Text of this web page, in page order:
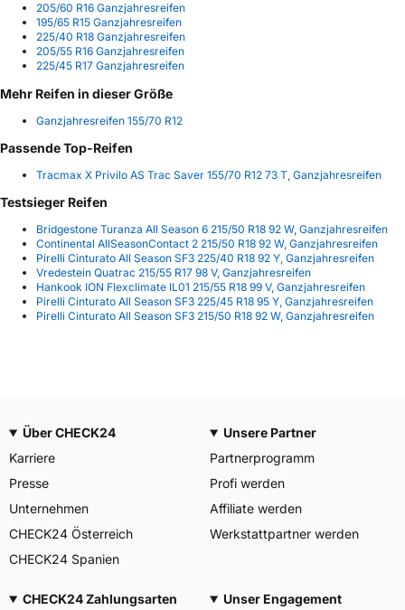
205/60 R16 Ganzjahresreifen
195/65 R15 Ganzjahresreifen
225/40 R18 Ganzjahresreifen
205/55 R16 Ganzjahresreifen
225/45 R17 Ganzjahresreifen
Mehr Reifen in dieser Größe
Ganzjahresreifen 155/70 R12
Passende Top-Reifen
Tracmax X Privilo AS Trac Saver 155/70 R12 73 T, Ganzjahresreifen
Testsieger Reifen
Bridgestone Turanza All Season 6 215/50 R18 92 W, Ganzjahresreifen
Continental AllSeasonContact 2 215/50 R18 92 W, Ganzjahresreifen
Pirelli Cinturato All Season SF3 225/40 R18 92 Y, Ganzjahresreifen
Vredestein Quatrac 215/55 R17 98 V, Ganzjahresreifen
Hankook ION Flexclimate IL01 215/55 R18 99 V, Ganzjahresreifen
Pirelli Cinturato All Season SF3 225/45 R18 95 Y, Ganzjahresreifen
Pirelli Cinturato All Season SF3 215/50 R18 92 W, Ganzjahresreifen
Über CHECK24
Karriere
Presse
Unternehmen
CHECK24 Österreich
CHECK24 Spanien
Unsere Partner
Partnerprogramm
Profi werden
Affiliate werden
Werkstattpartner werden
CHECK24 Zahlungsarten
Unser Engagement